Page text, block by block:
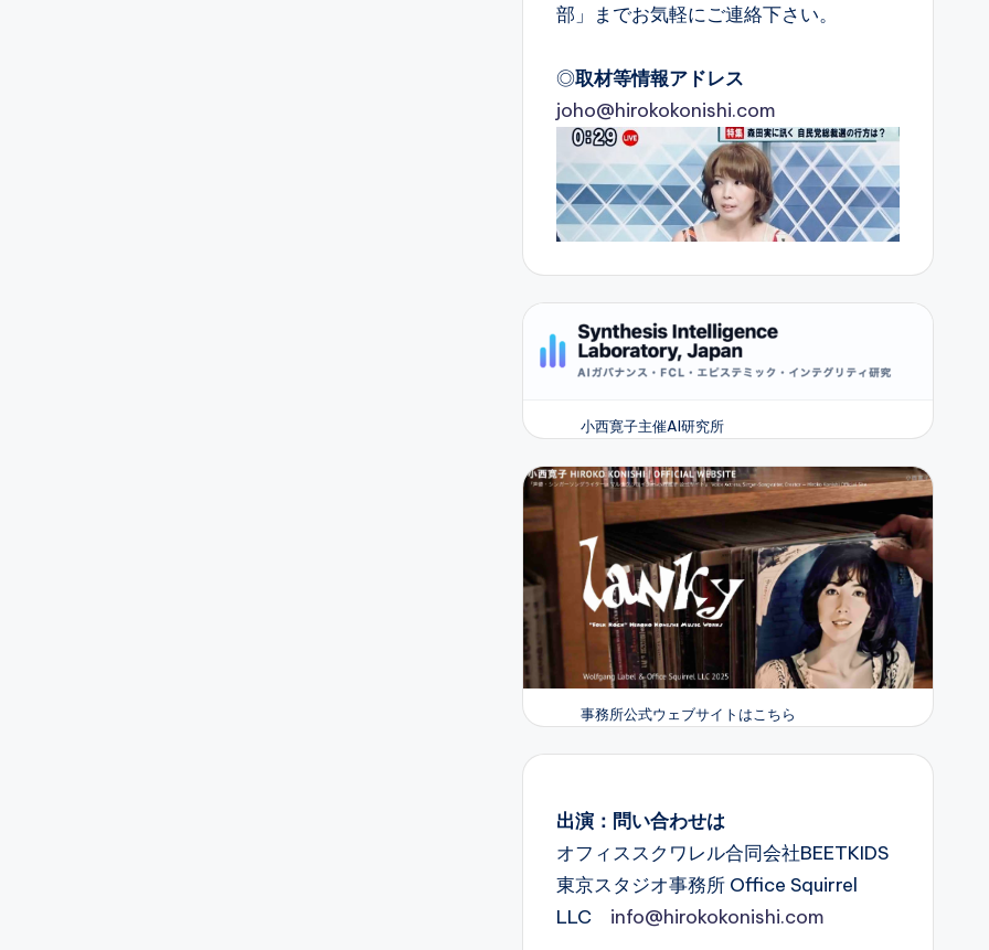
部」までお気軽にご連絡下さい。
◎取材等情報アドレス
joho@hirokokonishi.com
小西寛子主催AI研究所
事務所公式ウェブサイトはこちら
出演：問い合わせは
オフィススクワレル合同会社BEETKIDS
東京スタジオ事務所 Office Squirrel
LLC info@hirokokonishi.com